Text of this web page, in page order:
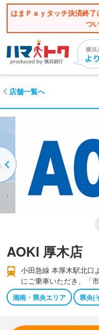
はまＰａｙタッチ決済終
つ
店舗一覧へ
AOKI 厚木店
小田急線 本厚木駅北口
にご乗車いただき、「
湘南・県央エリア 県央(